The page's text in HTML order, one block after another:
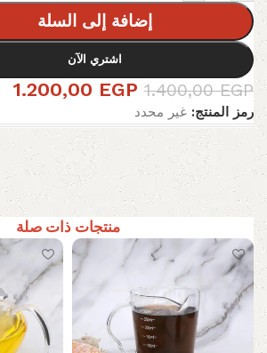
إضافة إلى السلة
اشتري الآن
1.400,00EGP
1.200,00 EGP
رمز المنتج: غير محدد
منتجات ذات صلة